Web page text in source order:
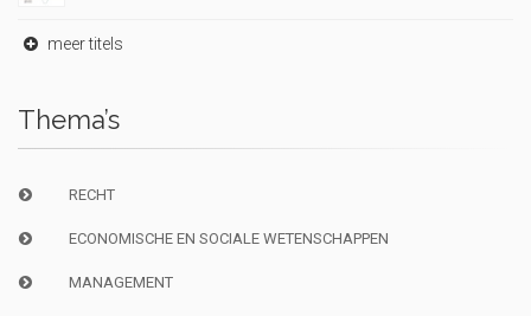
meer titels
Thema’s
RECHT
ECONOMISCHE EN SOCIALE WETENSCHAPPEN
MANAGEMENT